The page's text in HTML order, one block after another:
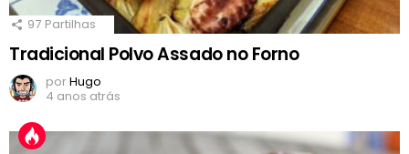
97 Partilhas
Tradicional Polvo Assado no Forno
porHugo
4 anos atrás